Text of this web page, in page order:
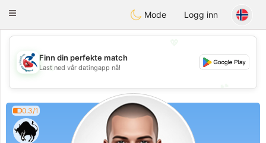
Handi Space
Toggle
Mode Logg inn
💖
💕
Finn din perfekte match
Last ned vår datingapp nå!
0.3/1